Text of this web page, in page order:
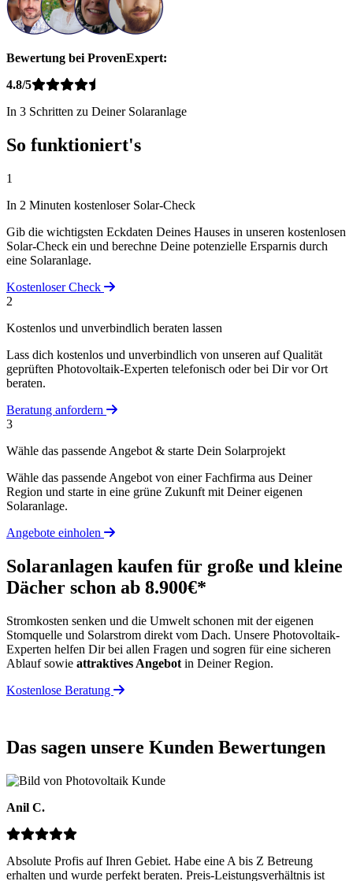
Bewertung bei ProvenExpert:
4.8/5
In 3 Schritten zu Deiner Solaranlage
So funktioniert's
1
In 2 Minuten kostenloser Solar-Check
Gib die wichtigsten Eckdaten Deines Hauses in unseren kostenlosen
Solar-Check ein und berechne Deine potenzielle Ersparnis durch
eine Solaranlage.
Kostenloser Check
2
Kostenlos und unverbindlich beraten lassen
Lass dich kostenlos und unverbindlich von unseren auf Qualität
geprüften Photovoltaik-Experten telefonisch oder bei Dir vor Ort
beraten.
Beratung anfordern
3
Wähle das passende Angebot & starte Dein Solarprojekt
Wähle das passende Angebot von einer Fachfirma aus Deiner
Region und starte in eine grüne Zukunft mit Deiner eigenen
Solaranlage.
Angebote einholen
Solaranlagen kaufen für große und kleine
Dächer schon ab 8.900€*
Stromkosten senken und die Umwelt schonen mit der eigenen
Stomquelle und Solarstrom direkt vom Dach. Unsere Photovoltaik-
Experten helfen Dir bei allen Fragen und sogren für eine sicheren
Ablauf sowie attraktives Angebot in Deiner Region.
Kostenlose Beratung
Das sagen unsere Kunden Bewertungen
Anil C.
Absolute Profis auf Ihren Gebiet. Habe eine A bis Z Betreung
erhalten und wurde perfekt beraten. Preis-Leistungsverhältnis ist